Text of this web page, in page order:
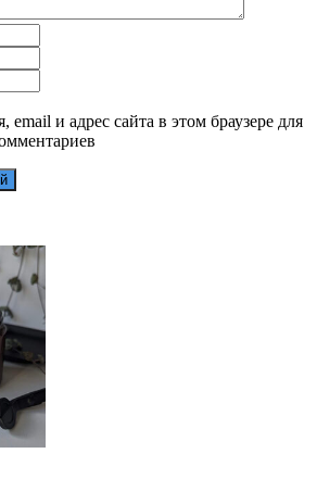
и адрес сайта в этом браузере для